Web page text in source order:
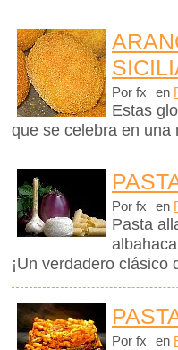
Por fx en
Estas
que se celebra en una
Por fx en
Pasta
¡Un verdadero clásico
Por fx en